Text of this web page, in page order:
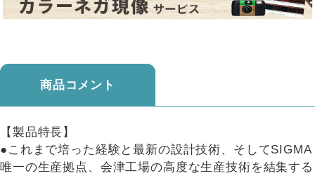
商品コメント
【製品特長】
●これまで培った経験と最新の設計技術、そしてSIGMA
唯一の生産拠点、会津工場の高度な生産技術を結集する